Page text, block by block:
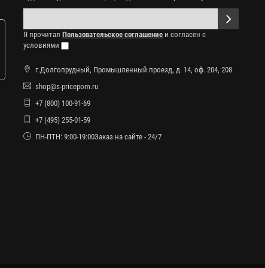
Я прочитал Пользовательское соглашение и согласен с
условиями
г.Долгопрудный, Промышленный проезд, д. 14, оф. 204, 208
shop@s-pricepom.ru
+7 (800) 100-91-69
+7 (495) 255-01-59
ПН-ПТН: 9:00-19:00Заказ на сайте - 24/7